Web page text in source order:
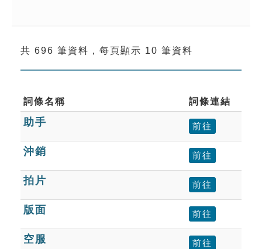
成語故事
索引選單
單字索引
生命大百科索引
遊戲專區
教學應用
貓頭鷹博士
共 696 筆資料，每頁顯示 10 筆資料
詞條名稱 詞條連結
助手 前往
沖銷 前往
拍片 前往
版面 前往
空服 前往